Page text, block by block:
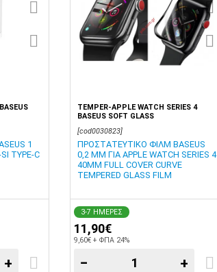
1
TYPE-C
+
TEMPER-APPLE WATCH SERIES 4
BASEUS SOFT GLASS
[cod0030823]
ΠΡΟΣΤΑΤΕΥΤΙΚΟ ΦΙΛΜ BASEUS
0,2 MM ΓΙΑ APPLE WATCH SERIES 4
40MM FULL COVER CURVE
TEMPERED GLASS FILM
3-7 ΗΜΕΡΕΣ
11,90€
9,60€ + ΦΠΑ 24%
− +